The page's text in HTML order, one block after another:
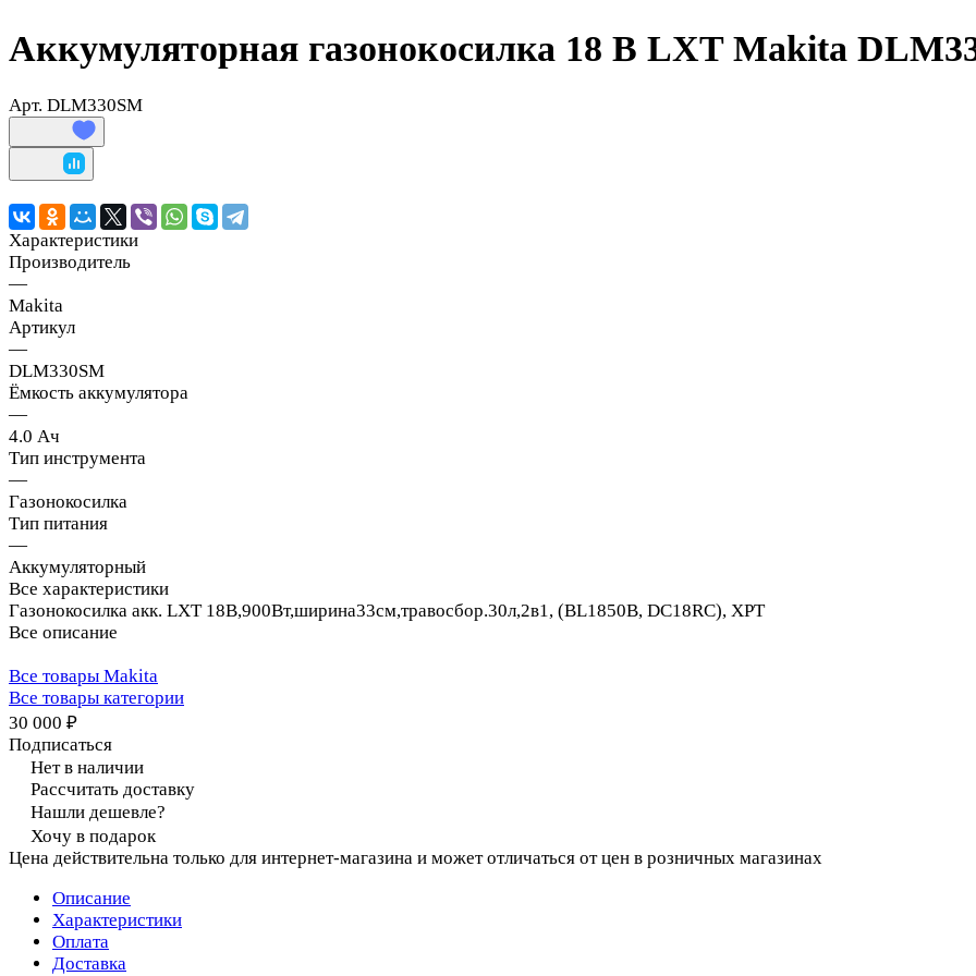
Аккумуляторная газонокосилка 18 В LXT Makita
Арт. DLM330SM
Характеристики
Производитель
—
Makita
Артикул
—
DLM330SM
Ёмкость аккумулятора
—
4.0 Ач
Тип инструмента
—
Газонокосилка
Тип питания
—
Аккумуляторный
Все характеристики
Газонокосилка акк. LXT 18В,900Вт,ширина33см,травосбор.30л,2в1, (BL1850B, DC18RC), XPT
Все описание
Все товары Makita
Все товары категории
30 000 ₽
Подписаться
Нет в наличии
Рассчитать доставку
Нашли дешевле?
Хочу в подарок
Цена действительна только для интернет-магазина и может отличаться от цен в розничных магазинах
Описание
Характеристики
Оплата
Доставка